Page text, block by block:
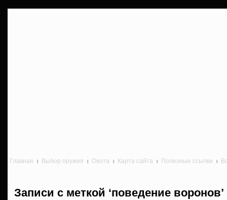
Главная Выбор оружия Охота Карта сайта Полезные ссылки
Записи с меткой ‘поведение воронов’